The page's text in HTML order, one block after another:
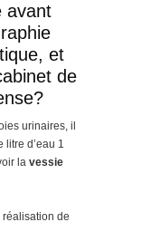
avant
et
de
urinaires, il
litre d’eau 1
la vessie
de